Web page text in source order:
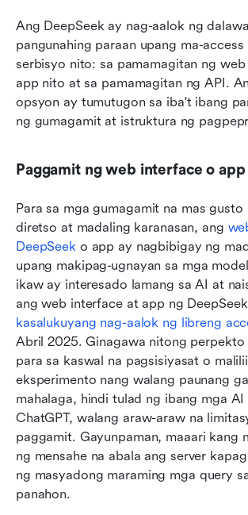
Ang DeepSeek ay nag-aalok ng
pangunahing paraan upang ma-access
serbisyo nito: sa pamamagitan ng
app nito at sa pamamagitan ng API.
opsyon ay tumutugon sa iba't ibang
ng gumagamit at istruktura ng
Paggamit ng web interface o app
Para sa mga gumagamit na mas gusto
diretso at madaling karanasan, ang
DeepSeek o app ay nagbibigay ng
upang makipag-ugnayan sa mga
ikaw ay interesado lamang sa AI at
ang web interface at app ng DeepSeek
kasalukuyang nag-aalok ng libreng
Abril 2025. Ginagawa nitong perpekto
para sa kaswal na pagsisiyasat o
eksperimento nang walang paunang
mahalaga, hindi tulad ng ibang mga
ChatGPT, walang araw-araw na
paggamit. Gayunpaman, maaari kang
ng mensahe na abala ang server
ng masyadong maraming mga query
panahon.